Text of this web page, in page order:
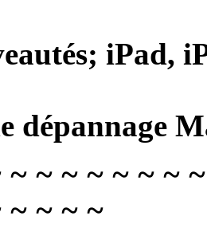
iPad,
dépannage
~ ~ ~ ~ ~ ~ ~
~ ~ ~ ~